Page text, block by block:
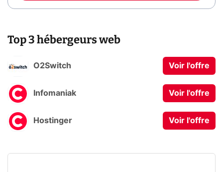
Top 3 hébergeurs web
O2Switch Voir l'offre
Infomaniak Voir l'offre
Hostinger Voir l'offre